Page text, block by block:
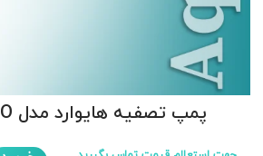
پمپ تصفیه هایوارد مدل POWER FLO